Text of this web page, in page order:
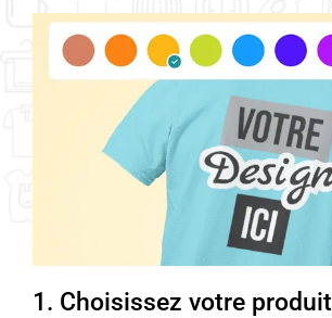
1. Choisissez votre produit